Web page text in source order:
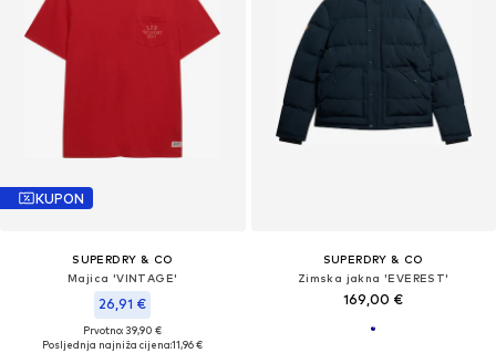
KUPON
SUPERDRY & CO
Majica 'VINTAGE'
26,91 €
Prvotno: 39,90 €
Posljednja najniža cijena:11,96 €
SUPERDRY & CO
Zimska jakna 'EVEREST'
169,00 €